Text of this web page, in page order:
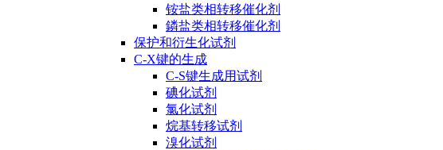
铵盐类相转移催化剂
鏻盐类相转移催化剂
保护和衍生化试剂
C-X键的生成
C-S键生成用试剂
碘化试剂
氯化试剂
烷基转移试剂
溴化试剂